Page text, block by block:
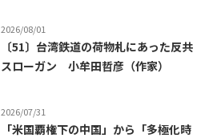
2026/08/01
〔51〕台湾鉄道の荷物札にあった反共
スローガン 小牟田哲彦（作家）
2026/07/31
「米国覇権下の中国」から「多極化時